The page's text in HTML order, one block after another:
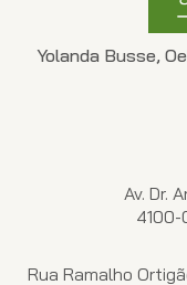
Yolanda Busse,
Av. Dr.
Rua Ramalho